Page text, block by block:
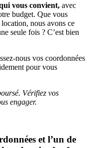
vous convient, avec
budget. Que vous
nous avons ce
seule fois ? C’est bien
nous vos coordonnées
pour vous
Vérifiez vos
engager.
et l’un de